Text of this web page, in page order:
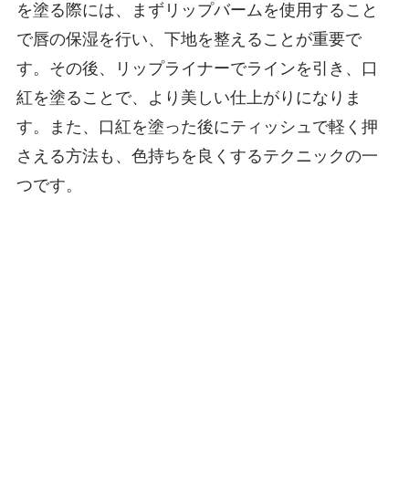
を塗る際には、まずリップバームを使用すること
で唇の保湿を行い、下地を整えることが重要で
す。その後、リップライナーでラインを引き、口
紅を塗ることで、より美しい仕上がりになりま
す。また、口紅を塗った後にティッシュで軽く押
さえる方法も、色持ちを良くするテクニックの一
つです。